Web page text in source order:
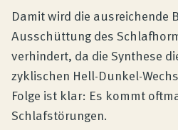
Damit wird die ausreichende
Ausschüttung des
verhindert, da die Synthese
zyklischen Hell-Dunkel-
Folge ist klar: Es kommt
Schlafstörungen.